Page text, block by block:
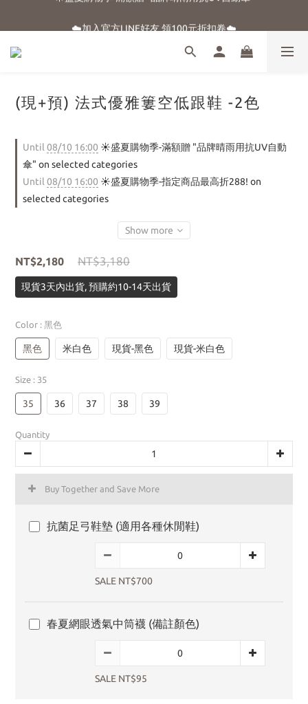
⭐新朋友首購享優惠⭐
(現+預) 法式優雅簍空低跟鞋 -2色
Until 08/10 16:00 ☀️盛夏購物季-滿額贈 "品牌晴雨用抗UV自動
傘" on selected categories
Until 08/10 16:00 ☀️盛夏購物季-指定商品最高折288! on
selected categories
Show more
NT$2,180 NT$3,180
現貨3天內出貨, 預購約10-14天出貨
Color : 黑色
黑色 米白色 現貨-黑色 現貨-米白色
Size : 35
35 36 37 38 39
Quantity
Buy Together and Save More
抗菌足弓鞋墊 (適用各種休閒鞋)
SALE NT$700
春夏網眼透氣中筒襪 (備註顏色)
SALE NT$95